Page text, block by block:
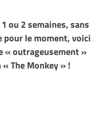
ou 2 semaines, sans
le moment, voici
« outrageusement »
The Monkey » !